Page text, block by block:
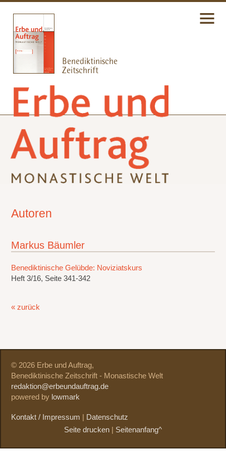
Autoren
Markus Bäumler
Benediktinische Gelübde: Noviziatskurs
Heft 3/16, Seite 341-342
« zurück
© 2026 Erbe und Auftrag,
Benediktinische Zeitschrift - Monastische Welt
redaktion@erbeundauftrag.de
powered by lowmark
Kontakt / Impressum
Datenschutz
Seite drucken
Seitenanfang^